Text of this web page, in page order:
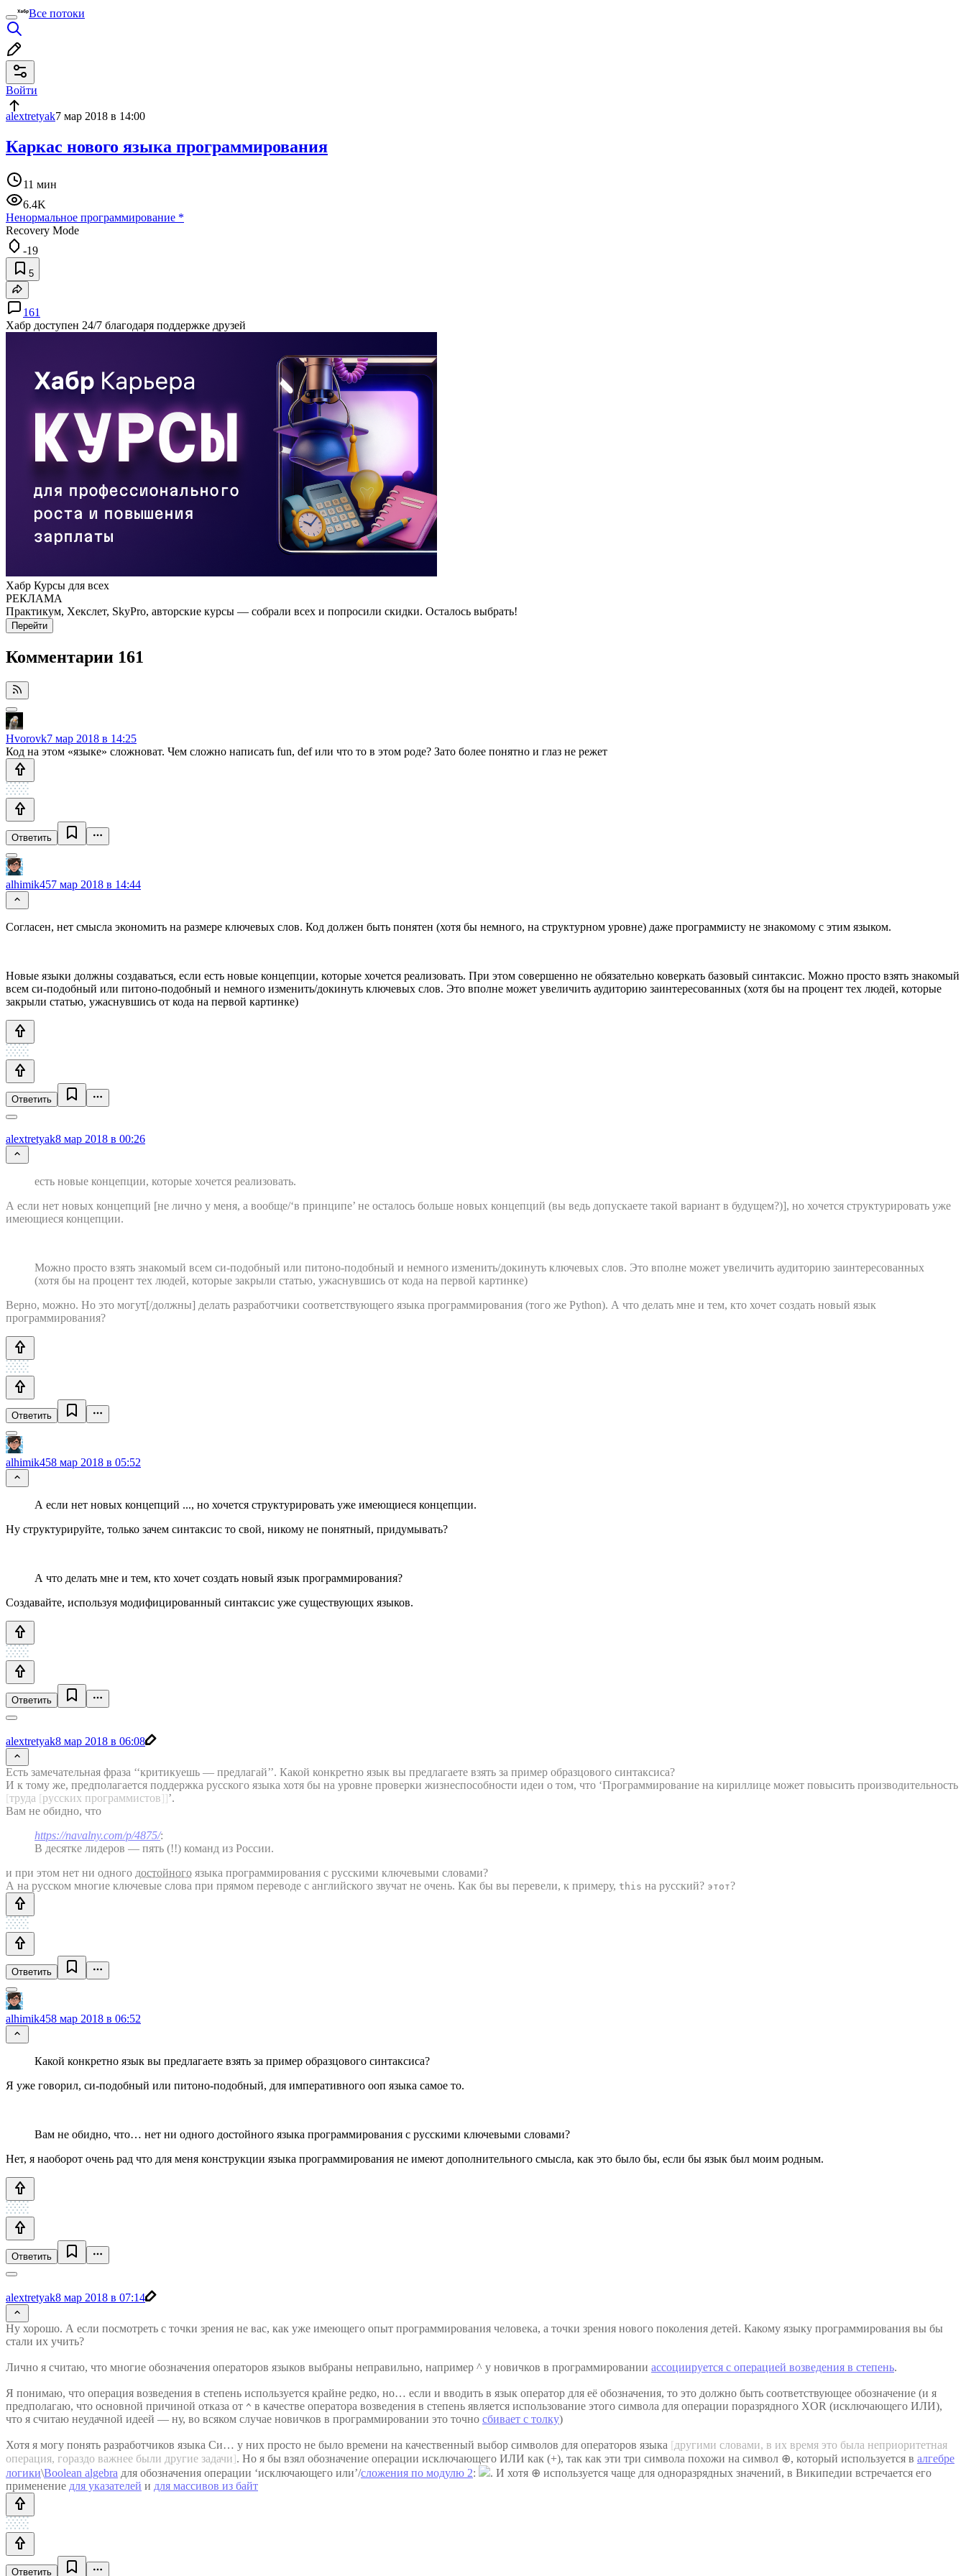
Все потоки
Войти
alextretyak7 мар 2018 в 14:00
Каркас нового языка программирования
11 мин
6.4K
Ненормальное программирование *
Recovery Mode
-19
5
161
Хабр доступен 24/7 благодаря поддержке друзей
Хабр Курсы для всех
РЕКЛАМА
Практикум, Хекслет, SkyPro, авторские курсы — собрали всех и попросили скидки. Осталось выбрать!
Перейти
Комментарии 161
Hvorovk7 мар 2018 в 14:25
Код на этом «языке» сложноват. Чем сложно написать fun, def или что то в этом роде? Зато более понятно и глаз не режет
Ответить
alhimik457 мар 2018 в 14:44
Согласен, нет смысла экономить на размере ключевых слов. Код должен быть понятен (хотя бы немного, на структурном уровне) даже программисту не знакомому с этим языком.
Новые языки должны создаваться, если есть новые концепции, которые хочется реализовать. При этом совершенно не обязательно коверкать базовый синтаксис. Можно просто взять знакомый
всем си-подобный или питоно-подобный и немного изменить/докинуть ключевых слов. Это вполне может увеличить аудиторию заинтересованных (хотя бы на процент тех людей, которые
закрыли статью, ужаснувшись от кода на первой картинке)
Ответить
alextretyak8 мар 2018 в 00:26
есть новые концепции, которые хочется реализовать.
А если нет новых концепций [не лично у меня, а вообще/‘в принципе’ не осталось больше новых концепций (вы ведь допускаете такой вариант в будущем?)], но хочется структурировать уже
имеющиеся концепции.
Можно просто взять знакомый всем си-подобный или питоно-подобный и немного изменить/докинуть ключевых слов. Это вполне может увеличить аудиторию заинтересованных
(хотя бы на процент тех людей, которые закрыли статью, ужаснувшись от кода на первой картинке)
Верно, можно. Но это могут[/должны] делать разработчики соответствующего языка программирования (того же Python). А что делать мне и тем, кто хочет создать новый язык
программирования?
Ответить
alhimik458 мар 2018 в 05:52
А если нет новых концепций ..., но хочется структурировать уже имеющиеся концепции.
Ну структурируйте, только зачем синтаксис то свой, никому не понятный, придумывать?
А что делать мне и тем, кто хочет создать новый язык программирования?
Создавайте, используя модифицированный синтаксис уже существующих языков.
Ответить
alextretyak8 мар 2018 в 06:08
Есть замечательная фраза ‘‘критикуешь — предлагай’’. Какой конкретно язык вы предлагаете взять за пример образцового синтаксиса?
И к тому же, предполагается поддержка русского языка хотя бы на уровне проверки жизнеспособности идеи о том, что ‘Программирование на кириллице может повысить производительность
[труда [русских программистов]]’.
Вам не обидно, что
https://navalny.com/p/4875/:
В десятке лидеров — пять (!!) команд из России.
и при этом нет ни одного достойного языка программирования с русскими ключевыми словами?
А на русском многие ключевые слова при прямом переводе с английского звучат не очень. Как бы вы перевели, к примеру, this на русский? этот?
Ответить
alhimik458 мар 2018 в 06:52
Какой конкретно язык вы предлагаете взять за пример образцового синтаксиса?
Я уже говорил, си-подобный или питоно-подобный, для императивного ооп языка самое то.
Вам не обидно, что… нет ни одного достойного языка программирования с русскими ключевыми словами?
Нет, я наоборот очень рад что для меня конструкции языка программирования не имеют дополнительного смысла, как это было бы, если бы язык был моим родным.
Ответить
alextretyak8 мар 2018 в 07:14
Ну хорошо. А если посмотреть с точки зрения не вас, как уже имеющего опыт программирования человека, а точки зрения нового поколения детей. Какому языку программирования вы бы
стали их учить?
Лично я считаю, что многие обозначения операторов языков выбраны неправильно, например ^ у новичков в программировании ассоциируется с операцией возведения в степень.
Я понимаю, что операция возведения в степень используется крайне редко, но… если и вводить в язык оператор для её обозначения, то это должно быть соответствующее обозначение (и я
предполагаю, что основной причиной отказа от ^ в качестве оператора возведения в степень является использование этого символа для операции поразрядного XOR (исключающего ИЛИ),
что я считаю неудачной идеей — ну, во всяком случае новичков в программировании это точно сбивает с толку)
Хотя я могу понять разработчиков языка Си… у них просто не было времени на качественный выбор символов для операторов языка [другими словами, в их время это была неприоритетная
операция, гораздо важнее были другие задачи]. Но я бы взял обозначение операции исключающего ИЛИ как (+), так как эти три символа похожи на символ ⊕, который используется в алгебре
логики\Boolean algebra для обозначения операции ‘исключающего или’/сложения по модулю 2:
. И хотя ⊕ используется чаще для одноразрядных значений, в Википедии встречается его
применение для указателей и для массивов из байт
Ответить